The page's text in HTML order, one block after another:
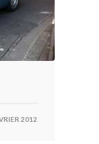
2012